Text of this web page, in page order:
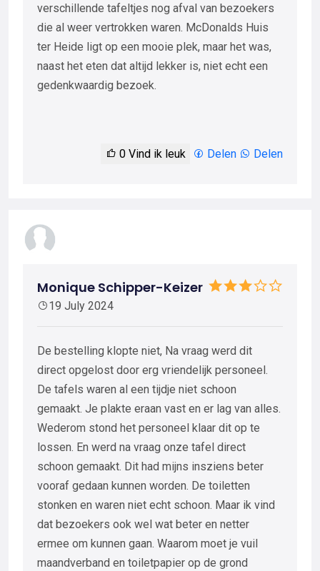
verschillende tafeltjes nog afval van bezoekers
die al weer vertrokken waren. McDonalds Huis
ter Heide ligt op een mooie plek, maar het was,
naast het eten dat altijd lekker is, niet echt een
gedenkwaardig bezoek.
0 Vind ik leuk Delen Delen
Monique Schipper-Keizer
19 July 2024
De bestelling klopte niet, Na vraag werd dit
direct opgelost door erg vriendelijk personeel.
De tafels waren al een tijdje niet schoon
gemaakt. Je plakte eraan vast en er lag van alles.
Wederom stond het personeel klaar dit op te
lossen. En werd na vraag onze tafel direct
schoon gemaakt. Dit had mijns insziens beter
vooraf gedaan kunnen worden. De toiletten
stonken en waren niet echt schoon. Maar ik vind
dat bezoekers ook wel wat beter en netter
ermee om kunnen gaan. Waarom moet je vuil
maandverband en toiletpapier op de grond